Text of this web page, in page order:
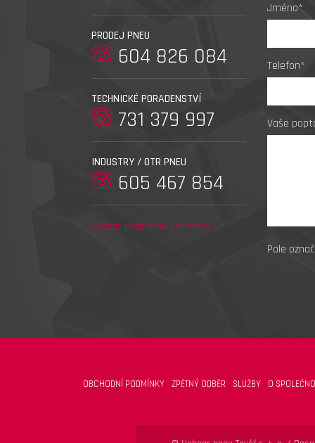
PRODEJ PNEU
604 826 084
TECHNICKÉ PORADENSTVÍ
731 379 997
INDUSTRY / OTR PNEU
605 467 854
ukázat podrobné kontakty »
Jméno*
Telefon*
Vaše
Pole
OBCHODNÍ PODMÍNKY ZPĚTNÝ ODBĚR SLUŽBY O